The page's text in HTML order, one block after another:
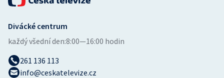
Divácké centrum
každý všední den:8:00—16:00 hodin
261 136 113
info@ceskatelevize.cz